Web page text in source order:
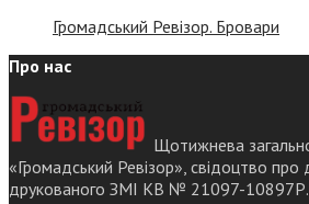
Громадський Ревізор. Бровари
Про нас
Щотижнева
«Громадський Ревізор», свідоцтво
друкованого ЗМІ КВ № 21097-10897Р.